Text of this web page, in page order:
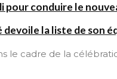
pour conduire le
la liste de son
le cadre de la